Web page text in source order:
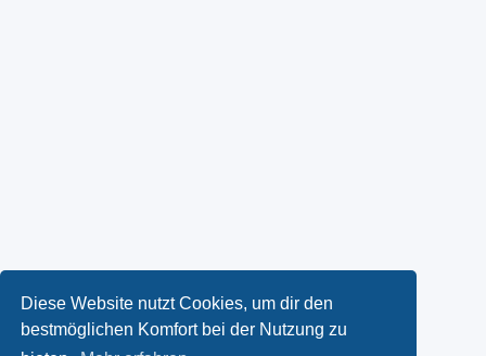
Diese Website nutzt Cookies, um dir den
bestmöglichen Komfort bei der Nutzung zu